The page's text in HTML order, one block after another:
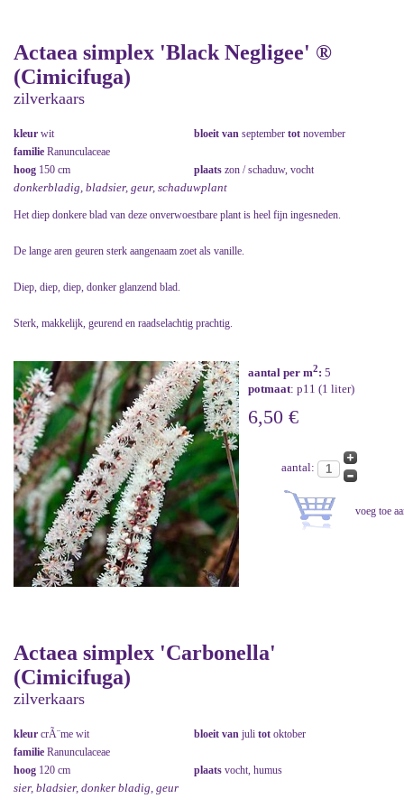
Actaea simplex 'Black Negligee' ®
(Cimicifuga)
zilverkaars
kleur wit bloeit van september tot november
familie Ranunculaceae
hoog 150 cm plaats zon / schaduw, vocht
donkerbladig, bladsier, geur, schaduwplant
Het diep donkere blad van deze onverwoestbare plant is heel fijn ingesneden.
De lange aren geuren sterk aangenaam zoet als vanille.
Diep, diep, diep, donker glanzend blad.
Sterk, makkelijk, geurend en raadselachtig prachtig.
aantal per m2: 5
potmaat: p11 (1 liter)
6,50 €
aantal:
Actaea simplex 'Carbonella'
(Cimicifuga)
zilverkaars
kleur crÃ¨me wit bloeit van juli tot oktober
familie Ranunculaceae
hoog 120 cm plaats vocht, humus
sier, bladsier, donker bladig, geur